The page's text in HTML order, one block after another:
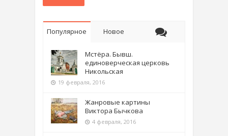
Популярное Новое
Мстёра. Бывш.
единоверческая церковь
Никольская
19 февраля, 2016
Жанровые картины
Виктора Бычкова
4 февраля, 2016